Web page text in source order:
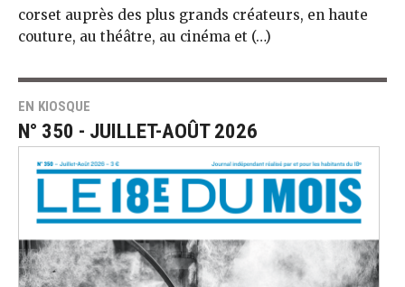
corset auprès des plus grands créateurs, en haute
couture, au théâtre, au cinéma et (…)
EN KIOSQUE
N° 350 - JUILLET-AOÛT 2026